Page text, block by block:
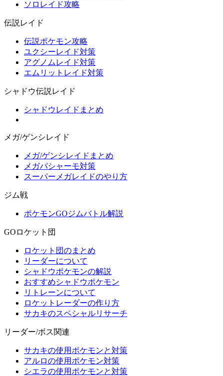
ソロレイド攻略
伝説レイド
伝説ポケモン攻略
ユクシーレイド対策
アグノムレイド対策
エムリットレイド対策
シャドウ伝説レイド
シャドウレイドまとめ
メガ/ゲンシレイド
メガ/ゲンシレイドまとめ
メガバシャーモ対策
スーパーメガレイドのやり方
ジム戦
ポケモンGOジムバトル解説
GOロケット団
ロケット団のまとめ
リーダーについて
シャドウポケモンの解説
おすすめシャドウポケモン
リトレーンについて
ロケットレーダーの作り方
サカキのスペシャルリサーチ
リーダー/ボス関連
サカキの使用ポケモンと対策
アルロの使用ポケモン対策
シエラの使用ポケモンと対策